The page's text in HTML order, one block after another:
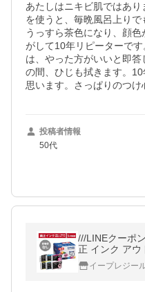
あたしはニキビ肌ではあ
を使うと、毎晩風呂上り
うっすら茶色になり、顔
がして10年リピーターで
は、やった方がいいと即
の間、ひじも拭きます。
思います。さっぱりのつけ
投稿者情報
50代
///LINEクーポ
正 インク アウ
プソン) インク
月間保証付)
イープレジー